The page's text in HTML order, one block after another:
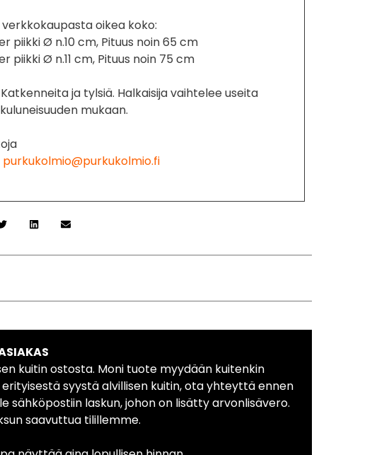
oikea koko:
piikki Ø n.10 cm, Pituus noin 65 cm
piikki Ø n.11 cm, Pituus noin 75 cm
Katkenneita ja tylsiä. Halkaisija vaihtelee useita
mukaan.
purkukolmio@purkukolmio.fi
kuitin ostosta. Moni tuote myydään kuitenkin
syystä alvillisen kuitin, ota yhteyttä ennen
sähköpostiin laskun, johon on lisätty arvonlisävero.
saavuttua tilillemme.